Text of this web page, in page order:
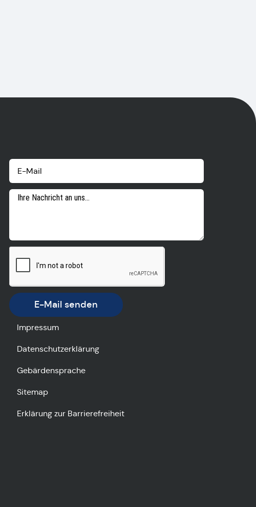
E-Mail senden
Impressum
Datenschutzerklärung
Gebärdensprache
Sitemap
Erklärung zur Barrierefreiheit